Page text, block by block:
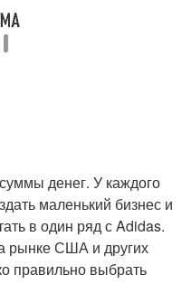
денег. У каждого
маленький бизнес и
в один ряд с Adidas.
рынке США и других
правильно выбрать